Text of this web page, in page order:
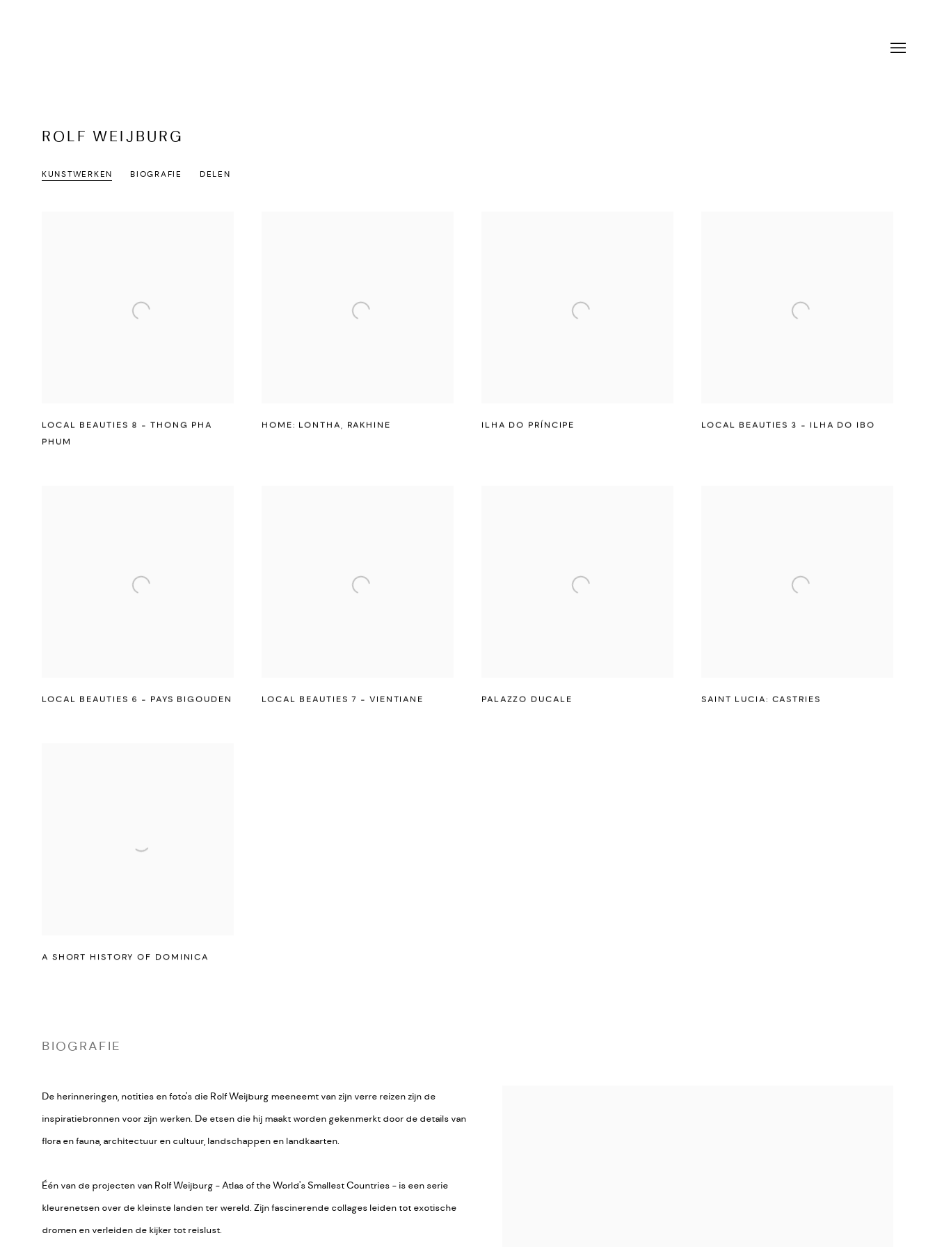
ROLF WEIJBURG
KUNSTWERKEN BIOGRAFIE DELEN
LOCAL BEAUTIES 8 - THONG PHA
PHUM
HOME: LONTHA, RAKHINE ILHA DO PRÍNCIPE LOCAL BEAUTIES 3 - ILHA DO IBO
LOCAL BEAUTIES 6 - PAYS BIGOUDEN LOCAL BEAUTIES 7 - VIENTIANE PALAZZO DUCALE SAINT LUCIA: CASTRIES
A SHORT HISTORY OF DOMINICA
BIOGRAFIE
De herinneringen, notities en foto's die Rolf Weijburg meeneemt van zijn verre reizen zijn de
inspiratiebronnen voor zijn werken. De etsen die hij maakt worden gekenmerkt door de details van
flora en fauna, architectuur en cultuur, landschappen en landkaarten.
Één van de projecten van Rolf Weijburg - Atlas of the World's Smallest Countries - is een serie
kleurenetsen over de kleinste landen ter wereld. Zijn fascinerende collages leiden tot exotische
dromen en verleiden de kijker tot reislust.